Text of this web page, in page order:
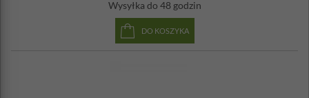
Wysyłka do 48 godzin
DO KOSZYKA